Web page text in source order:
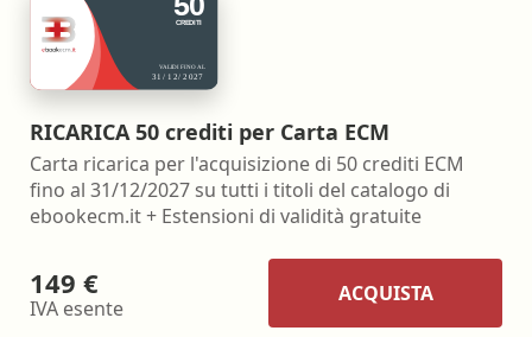
RICARICA 50 crediti per Carta ECM
Carta ricarica per l'acquisizione di 50 crediti ECM
fino al 31/12/2027 su tutti i titoli del catalogo di
ebookecm.it + Estensioni di validità gratuite
149 €
IVA esente
ACQUISTA